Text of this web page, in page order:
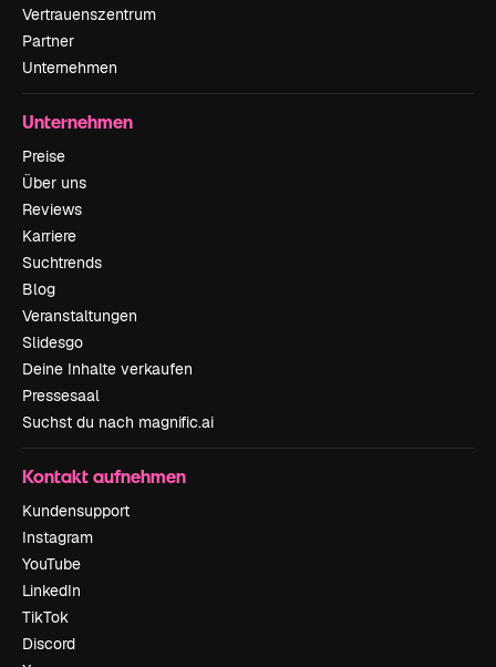
Vertrauenszentrum
Partner
Unternehmen
Unternehmen
Preise
Über uns
Reviews
Karriere
Suchtrends
Blog
Veranstaltungen
Slidesgo
Deine Inhalte verkaufen
Pressesaal
Suchst du nach magnific.ai
Kontakt aufnehmen
Kundensupport
Instagram
YouTube
LinkedIn
TikTok
Discord